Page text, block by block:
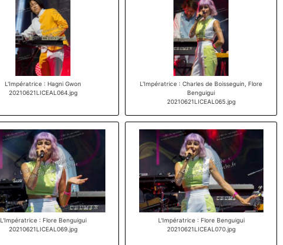
L'Impératrice : Hagni Gwon
20210621LICEAL064.jpg
L'Impératrice : Charles de Boisseguin, Flore
Benguigui
20210621LICEAL065.jpg
L'Impératrice : Flore Benguigui
20210621LICEAL069.jpg
L'Impératrice : Flore Benguigui
20210621LICEAL070.jpg